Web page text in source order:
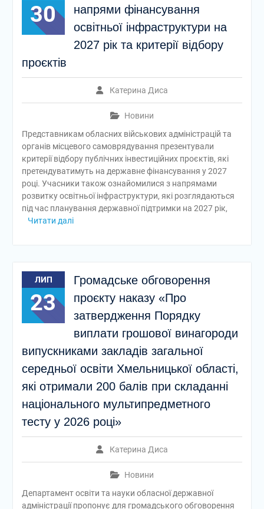
30
напрями фінансування
освітньої інфраструктури на
2027 рік та критерії відбору
проєктів
Катерина Диса
Новини
Представникам обласних військових адміністрацій та
органів місцевого самоврядування презентували
критерії відбору публічних інвестиційних проєктів, які
претендуватимуть на державне фінансування у 2027
році. Учасники також ознайомилися з напрямами
розвитку освітньої інфраструктури, які розглядаються
під час планування державної підтримки на 2027 рік,
Читати далі
ЛИП
23
Громадське обговорення
проєкту наказу «Про
затвердження Порядку
виплати грошової винагороди
випускниками закладів загальної
середньої освіти Хмельницької області,
які отримали 200 балів при складанні
національного мультипредметного
тесту у 2026 році»
Катерина Диса
Новини
Департамент освіти та науки обласної державної
адміністрації пропонує для громадського обговорення